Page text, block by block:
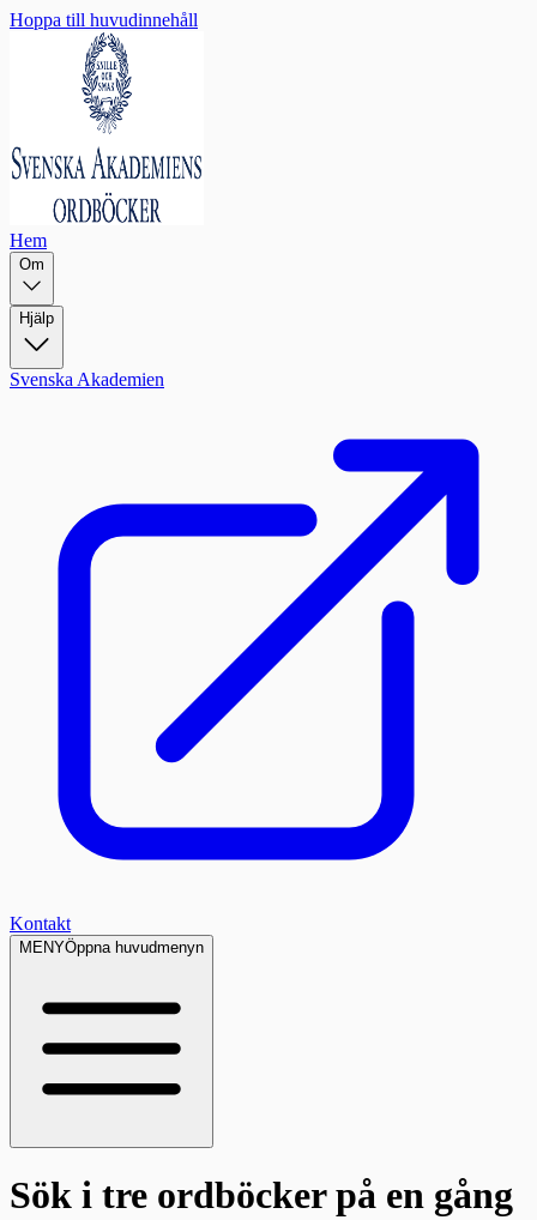
Hoppa till huvudinnehåll
Hem
Om
Hjälp
Svenska Akademien
Kontakt
MENYÖppna huvudmenyn
Sök i tre ordböckerpå en gång